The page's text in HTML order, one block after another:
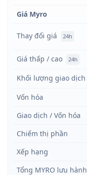
Giá Myro
Thay đổi giá 24h
Giá thấp / cao 24h
Khối lượng giao dịch
Vốn hóa
Giao dịch / Vốn hóa
Chiếm thị phần
Xếp hạng
Tổng MYRO lưu hành